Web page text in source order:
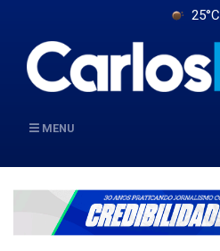
25°C
MENU